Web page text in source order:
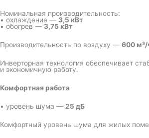
Номинальная производительность:
• охлаждение — 3,5 кВт
• обогрев — 3,75 кВт
Производительность по воздуху — 600 м³/
Инверторная технология обеспечивает
и экономичную работу.
Комфортная работа
• уровень шума — 25 дБ
Комфортный уровень шума для жилых